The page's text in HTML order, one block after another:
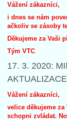
Vážení zákazníci,
i dnes se nám
ačkoliv se zásoby
Děkujeme za Vaši
Tým VTC
17. 3. 2020:
Vážení zákazníci,
velice děkujeme
schopni zvládat.